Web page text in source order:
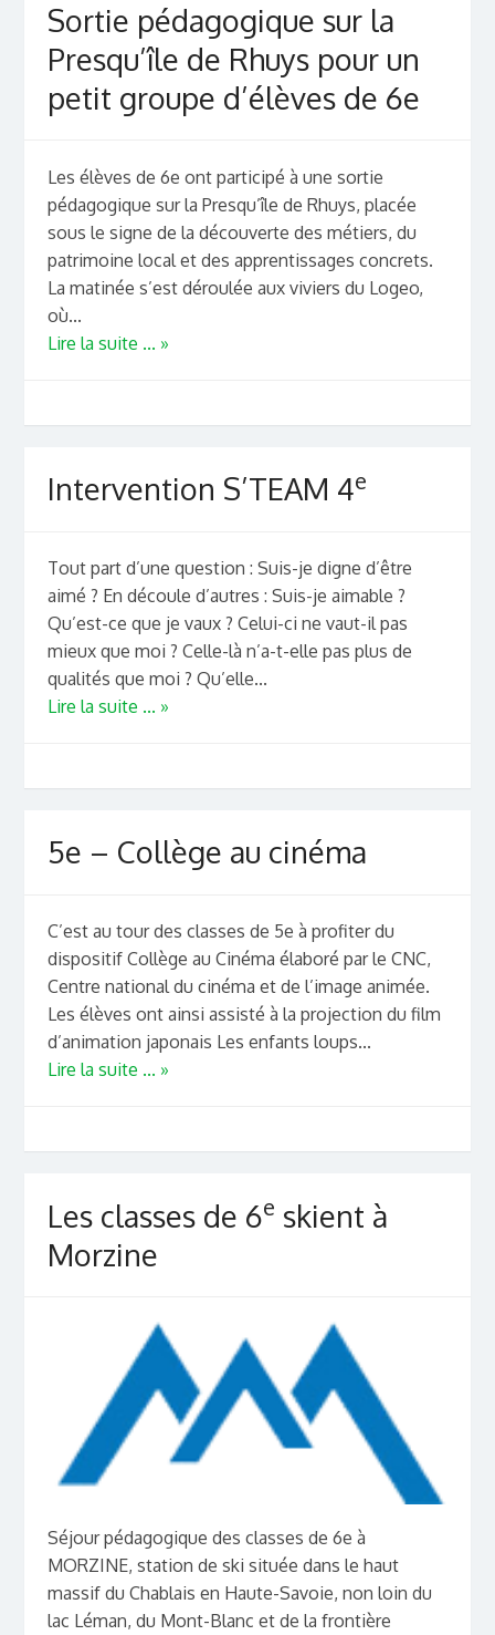
Sortie pédagogique sur la
Presqu’île de Rhuys pour un
petit groupe d’élèves de 6e
Les élèves de 6e ont participé à une sortie
pédagogique sur la Presqu’île de Rhuys, placée
sous le signe de la découverte des métiers, du
patrimoine local et des apprentissages concrets.
La matinée s’est déroulée aux viviers du Logeo,
où...
Lire la suite ... »
Intervention S’TEAM 4e
Tout part d’une question : Suis-je digne d’être
aimé ? En découle d’autres : Suis-je aimable ?
Qu’est-ce que je vaux ? Celui-ci ne vaut-il pas
mieux que moi ? Celle-là n’a-t-elle pas plus de
qualités que moi ? Qu’elle...
Lire la suite ... »
5e – Collège au cinéma
C’est au tour des classes de 5e à profiter du
dispositif Collège au Cinéma élaboré par le CNC,
Centre national du cinéma et de l’image animée.
Les élèves ont ainsi assisté à la projection du film
d’animation japonais Les enfants loups...
Lire la suite ... »
Les classes de 6e skient à
Morzine
Séjour pédagogique des classes de 6e à
MORZINE, station de ski située dans le haut
massif du Chablais en Haute-Savoie, non loin du
lac Léman, du Mont-Blanc et de la frontière